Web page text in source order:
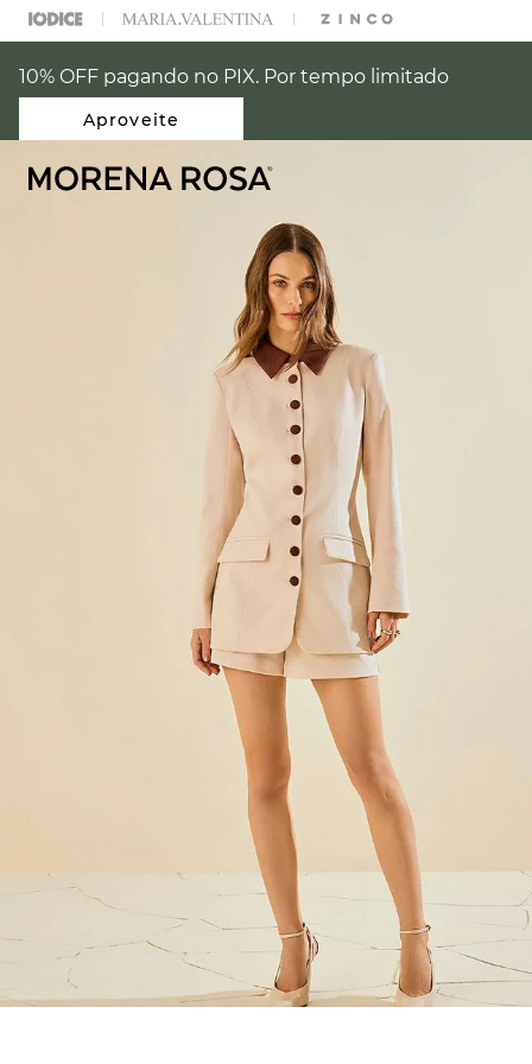
ESCOLHER SEU LOOK?FALE COM NOSSA PERSONAL SHOPPER.
10% OFF pagando no PIX. Por tempo limitado
Aproveite